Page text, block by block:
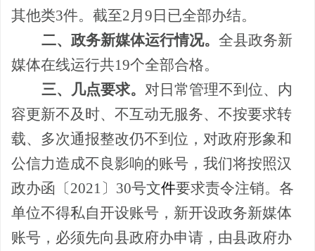
其他类3件。截至2 月 9 日已全部办结。
二、政务新媒体运行情况。 全县政务新
媒体在线运行共19个全部合格。
三、几点要求。 对日常管理不到位、内
容更新不及时、不互动无服务、不按要求转
载、多次通报整改仍不到位，对政府形象和
公信力造成不良影响的账号，我们将按照汉
政办函〔2021 〕 30号文件要求责令注销。各
单位不得私自开设账号，新开设政务新媒体
账号，必须先向县政府办申请，由县政府办